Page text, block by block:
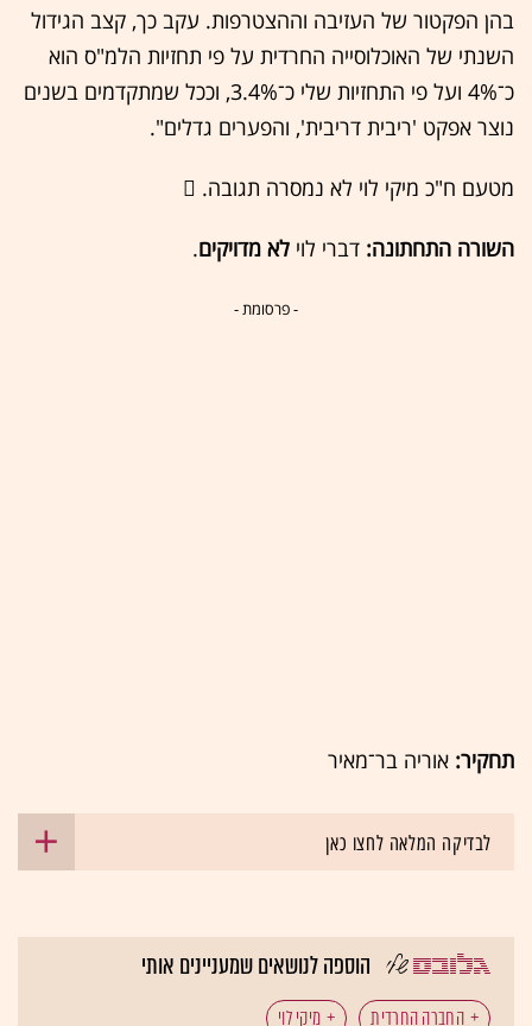
בהן הפקטור של העזיבה וההצטרפות. עקב כך, קצב הגידול
השנתי של האוכלוסייה החרדית על פי תחזיות הלמ"ס הוא
כ־4% ועל פי התחזיות שלי כ־3.4%, וככל שמתקדמים בשנים
נוצר אפקט 'ריבית דריבית', והפערים גדלים".
מטעם ח"כ מיקי לוי לא נמסרה תגובה. 
השורה התחתונה: דברי לוי לא מדויקים.
- פרסומת -
תחקיר: אוריה בר־מאיר
לבדיקה המלאה לחצו כאן
הוספה לנושאים שמעניינים אותי
החברה החרדית מיקי לוי